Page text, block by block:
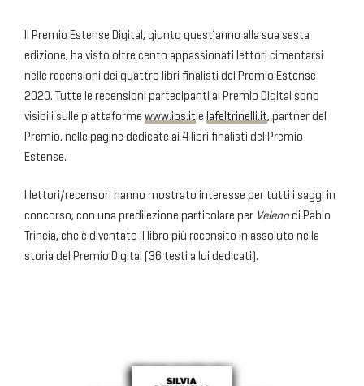
Il Premio Estense Digital, giunto quest’anno alla sua sesta
edizione, ha visto oltre cento appassionati lettori cimentarsi
nelle recensioni dei quattro libri finalisti del Premio Estense
2020. Tutte le recensioni partecipanti al Premio Digital sono
visibili sulle piattaforme www.ibs.it e lafeltrinelli.it, partner del
Premio, nelle pagine dedicate ai 4 libri finalisti del Premio
Estense.
I lettori/recensori hanno mostrato interesse per tutti i saggi in
concorso, con una predilezione particolare per Velenodi Pablo
Trincia, che è diventato il libro più recensito in assoluto nella
storia del Premio Digital (36 testi a lui dedicati).